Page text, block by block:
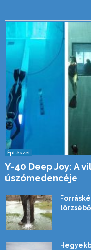
Építészet
Y-40 Deep Joy: A
úszómedencéje